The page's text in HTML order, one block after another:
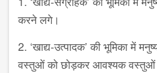
करने लगे।
2. ‘खाद्य-उत्पादक’ की भूमिका में
वस्तुओं को छोड़कर आवश्यक वस्तुओं